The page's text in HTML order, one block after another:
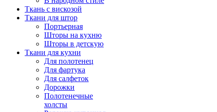
Ткань с вискозой
Ткани для штор
Портьерная
Шторы на кухню
Шторы в детскую
Ткани для кухни
Для полотенец
Для фартука
Для салфеток
Дорожки
Полотенечные
холсты